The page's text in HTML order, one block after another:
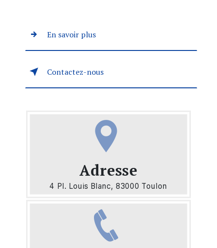
En savoir plus
Contactez-nous
Adresse
4 Pl. Louis Blanc, 83000 Toulon